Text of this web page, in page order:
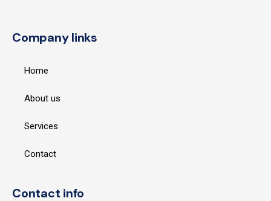
Company links
Home
About us
Services
Contact
Contact info